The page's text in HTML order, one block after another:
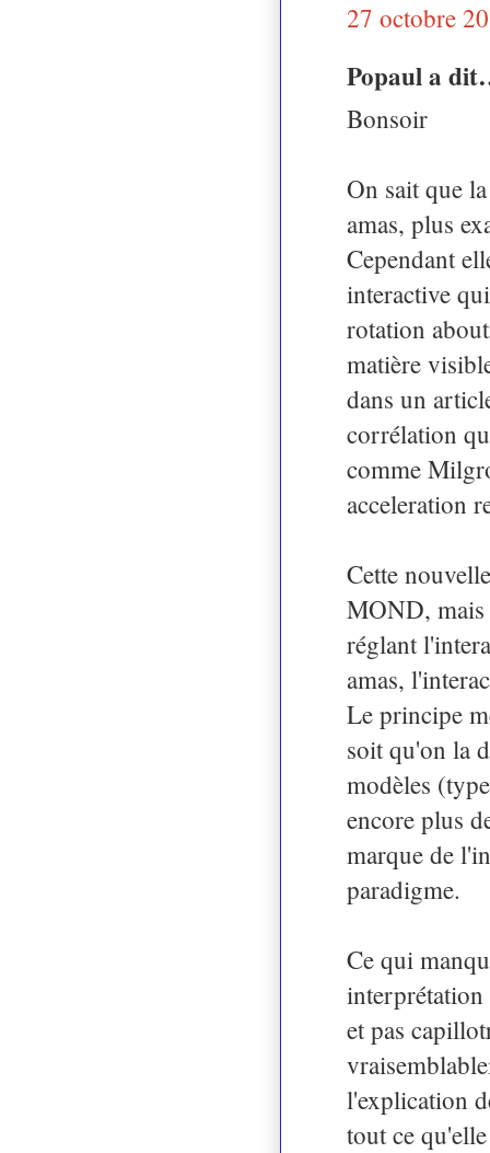
27 octobre
Popaul a
Bonsoir
On sait que
amas, plus
Cependant
interactive
rotation
matière
dans un
corrélation
comme
acceleration
Cette
MOND, mais
réglant
amas,
Le principe
soit qu'on la
modèles
encore plus
marque de
paradigme.
Ce qui
et pas
l'explication
tout ce